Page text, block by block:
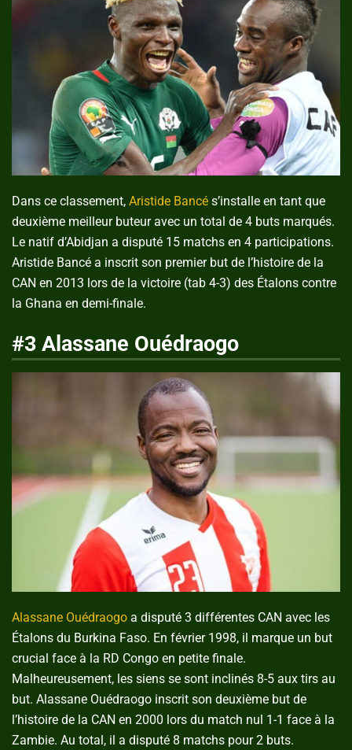
Dans ce classement, Aristide Bancé s’installe en tant que
deuxième meilleur buteur avec un total de 4 buts marqués.
Le natif d’Abidjan a disputé 15 matchs en 4 participations.
Aristide Bancé a inscrit son premier but de l’histoire de la
CAN en 2013 lors de la victoire (tab 4-3) des Étalons contre
la Ghana en demi-finale.
#3 Alassane Ouédraogo
Alassane Ouédraogo a disputé 3 différentes CAN avec les
Étalons du Burkina Faso. En février 1998, il marque un but
crucial face à la RD Congo en petite finale.
Malheureusement, les siens se sont inclinés 8-5 aux tirs au
but. Alassane Ouédraogo inscrit son deuxième but de
l’histoire de la CAN en 2000 lors du match nul 1-1 face à la
Zambie. Au total, il a disputé 8 matchs pour 2 buts.